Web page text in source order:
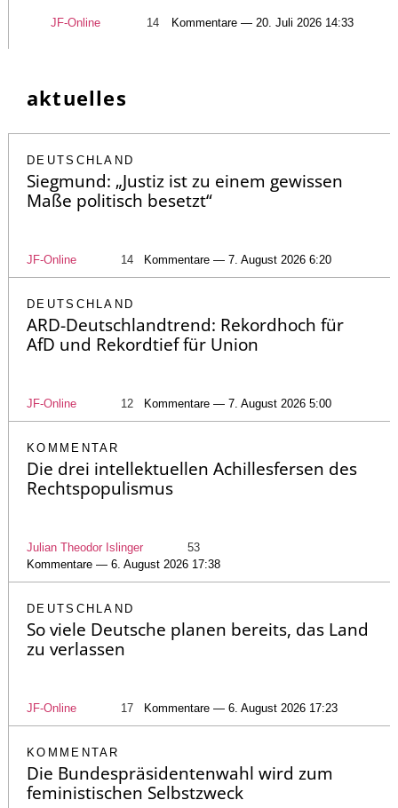
JF-Online 14 Kommentare — 20. Juli 2026 14:33
aktuelles
DEUTSCHLAND
Siegmund: „Justiz ist zu einem gewissen
Maße politisch besetzt“
JF-Online 14 Kommentare — 7. August 2026 6:20
DEUTSCHLAND
ARD-Deutschlandtrend: Rekordhoch für
AfD und Rekordtief für Union
JF-Online 12 Kommentare — 7. August 2026 5:00
KOMMENTAR
Die drei intellektuellen Achillesfersen des
Rechtspopulismus
Julian Theodor Islinger
53
Kommentare — 6. August 2026 17:38
DEUTSCHLAND
So viele Deutsche planen bereits, das Land
zu verlassen
JF-Online 17 Kommentare — 6. August 2026 17:23
KOMMENTAR
Die Bundespräsidentenwahl wird zum
feministischen Selbstzweck